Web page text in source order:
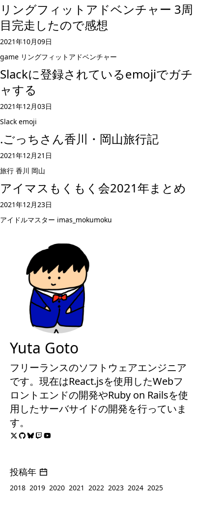
リングフィットアドベンチャー 3周
目完走したので感想
2021年10月09日
game リングフィットアドベンチャー
Slackに登録されているemojiでガチ
ャする
2021年12月03日
Slack emoji
.ごっちさん香川・岡山旅行記
2021年12月21日
旅行 香川 岡山
アイマスもくもく会2021年まとめ
2021年12月23日
アイドルマスター imas_mokumoku
Yuta Goto
フリーランスのソフトウェアエンジニア
です。現在はReact.jsを使用したWebフ
ロントエンドの開発やRuby on Railsを使
用したサーバサイドの開発を行っていま
す。
投稿年
2018 2019 2020 2021 2022 2023 2024 2025